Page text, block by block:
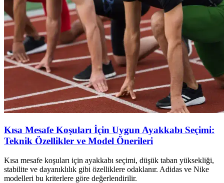
Kısa Mesafe Koşuları İçin Uygun Ayakkabı Seçimi:
Teknik Özellikler ve Model Önerileri
Kısa mesafe koşuları için ayakkabı seçimi, düşük taban yüksekliği,
stabilite ve dayanıklılık gibi özelliklere odaklanır. Adidas ve Nike
modelleri bu kriterlere göre değerlendirilir.